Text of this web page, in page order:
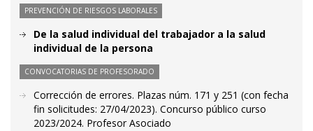
PREVENCIÓN DE RIESGOS LABORALES
De la salud individual del trabajador a la salud
individual de la persona
CONVOCATORIAS DE PROFESORADO
Corrección de errores. Plazas núm. 171 y 251 (con fecha
fin solicitudes: 27/04/2023). Concurso público curso
2023/2024. Profesor Asociado